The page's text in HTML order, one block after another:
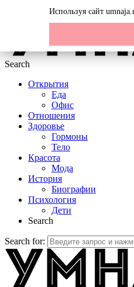
Search
Открытия
Еда
Офис
Отношения
Здоровье
Гормоны
Тело
Красота
Мода
История
Биографии
Психология
Дети
Search
Search for:
Используя сайт